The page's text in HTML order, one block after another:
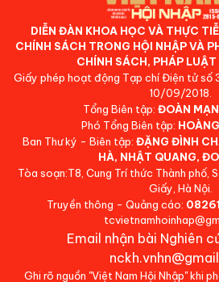
DIỄN ĐÀN KHOA HỌC VÀ THỰC
CHÍNH SÁCH TRONG HỘI NHẬP VÀ
CHÍNH SÁCH, PHÁP LUẬT
Giấy phép hoạt động Tạp chí Điện tử
10/09/2018.
Tổng Biên tập: ĐOÀN
Phó Tổng Biên tập:
Ban Thư ký - Biên tập: ĐẶNG ĐÌNH
HÀ, NHẬT QUANG,
Tòa soạn:T8, Cung Trí thức Thành phố,
Giấy, Hà Nội.
Truyền thông - Quảng cáo:
Email nhận bài Nghiên
Ghi rõ nguồn "Việt Nam Hội Nhập" khi